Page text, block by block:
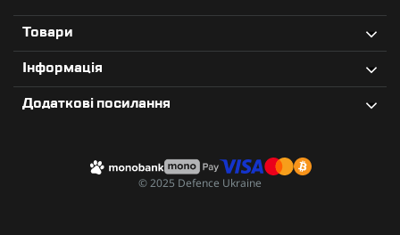
Товари
Інформація
Додаткові посилання
© 2025 Defence Ukraine